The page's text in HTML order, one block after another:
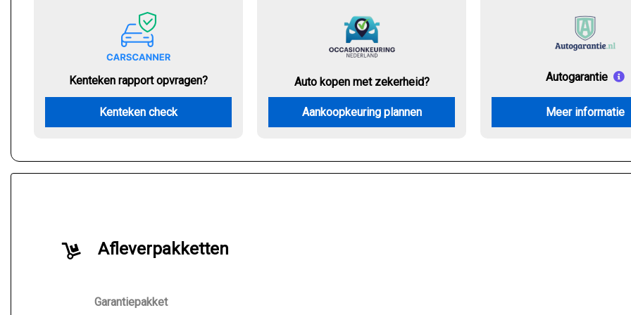
Kenteken rapport opvragen?
Kenteken check
Auto kopen met zekerheid?
Aankoopkeuring plannen
Autogarantie
Meer informatie
Afleverpakketten
Garantiepakket